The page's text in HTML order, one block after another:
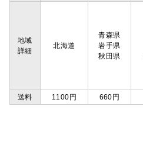
地域
詳細
北海道
青森県
岩手県
秋田県
送料
1100円 660円